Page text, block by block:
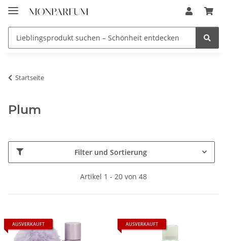
Startseite
Plum
Filter und Sortierung
Artikel 1 - 20 von 48
AUSVERKAUFT AUSVERKAUFT